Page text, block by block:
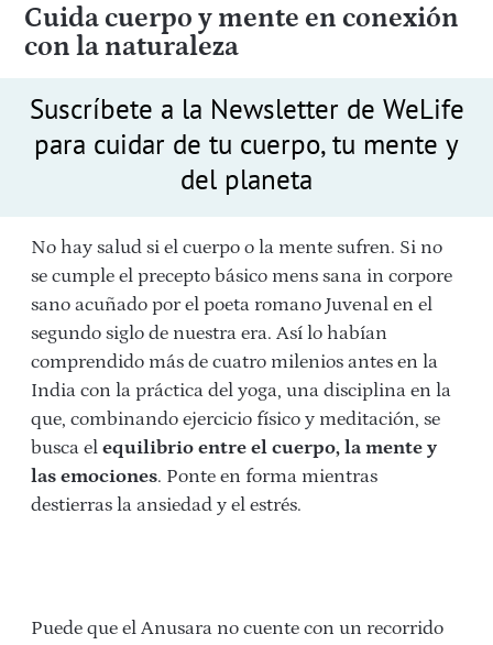
Cuida cuerpo y mente en conexión
con la naturaleza
Suscríbete a la Newsletter de WeLife
para cuidar de tu cuerpo, tu mente y
del planeta
No hay salud si el cuerpo o la mente sufren. Si no
se cumple el precepto básico mens sana in corpore
sano acuñado por el poeta romano Juvenal en el
segundo siglo de nuestra era. Así lo habían
comprendido más de cuatro milenios antes en la
India con la práctica del yoga, una disciplina en la
que, combinando ejercicio físico y meditación, se
busca el equilibrio entre el cuerpo, la mente y
las emociones. Ponte en forma mientras
destierras la ansiedad y el estrés.
Puede que el Anusara no cuente con un recorrido